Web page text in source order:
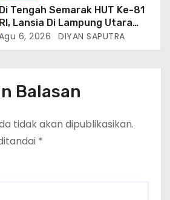
Tengah Semarak HUT Ke-81
Lansia Di Lampung Utara
Memprihatinkan
6, 2026 DIYAN SAPUTRA
Balasan
tidak akan dipublikasikan.
*